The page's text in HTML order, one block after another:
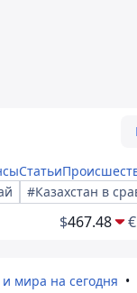
Статьи
#Казахстан в
$467.48 €
мира на сегодня